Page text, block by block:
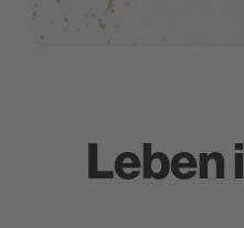
Leben